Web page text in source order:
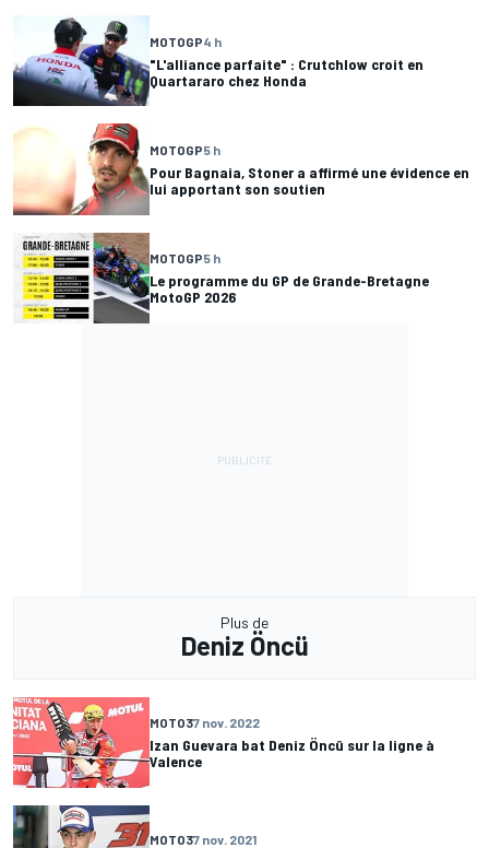
MOTOGP4 h
"L'alliance parfaite" : Crutchlow croit en
Quartararo chez Honda
MOTOGP5 h
Pour Bagnaia, Stoner a affirmé une évidence en
lui apportant son soutien
MOTOGP5 h
Le programme du GP de Grande-Bretagne
MotoGP 2026
Plus de
Deniz Öncü
MOTO37 nov. 2022
Izan Guevara bat Deniz Öncü sur la ligne à
Valence
MOTO37 nov. 2021